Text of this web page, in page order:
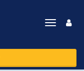
Toggle